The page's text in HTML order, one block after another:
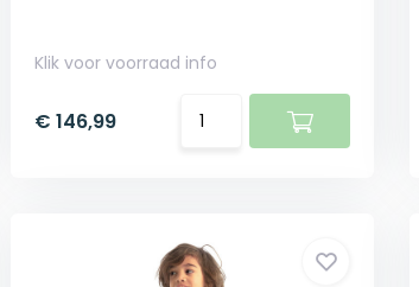
Klik voor voorraad info
€ 146,99